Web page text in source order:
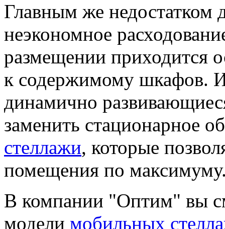
Главным же недостатком
неэкономное
размещении приходится
к содержимому шкафов.
динамично
заменить стационарное
стеллажи, которые
помещения по
В компании "Оптим" вы
модели мобильных